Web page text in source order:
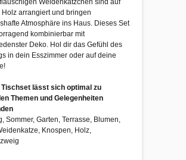
Weidenkätzchen sind auf
Holz arrangiert und bringen
Atmosphäre ins Haus. Dieses Set
kombinierbar mit
Deko. Hol dir das Gefühl des
in dein Esszimmer oder auf deine
Tischset lässt sich optimal zu
Themen und Gelegenheiten
Sommer, Garten, Terrasse, Blumen,
Knospen, Holz,